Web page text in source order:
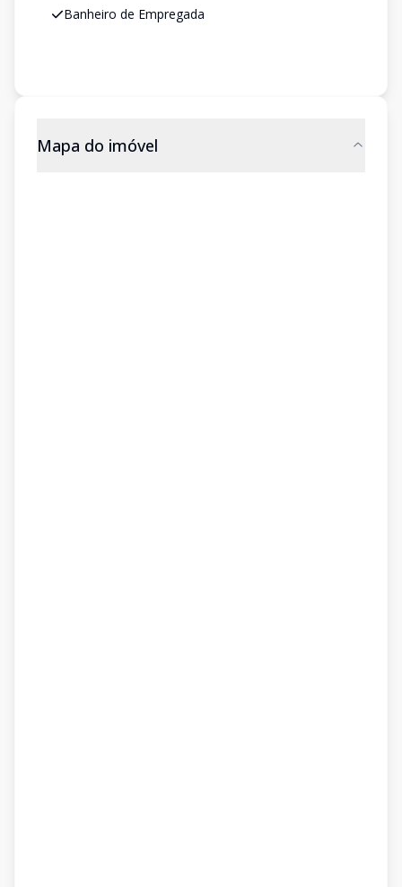
Banheiro de Empregada
Mapa do imóvel